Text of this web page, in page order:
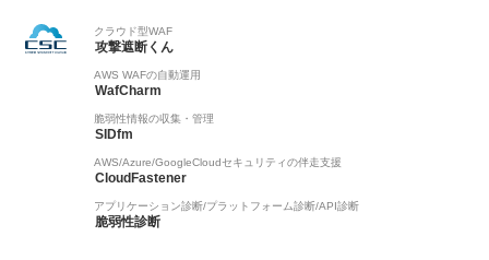
クラウド型WAF
攻撃遮断くん
AWS WAFの自動運用
WafCharm
脆弱性情報の収集・管理
SIDfm
AWS/Azure/GoogleCloudセキュリティの伴走支援
CloudFastener
アプリケーション診断/プラットフォーム診断/API診断
脆弱性診断